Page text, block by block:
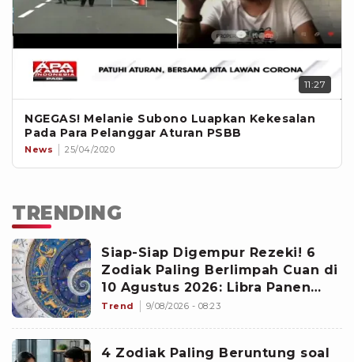
11:27
NGEGAS! Melanie Subono Luapkan Kekesalan
Pada Para Pelanggar Aturan PSBB
News 25/04/2020
TRENDING
Siap-Siap Digempur Rezeki! 6
Zodiak Paling Berlimpah Cuan di
10 Agustus 2026: Libra Panen
Proyek Emas
Trend 9/08/2026 - 08:23
4 Zodiak Paling Beruntung soal